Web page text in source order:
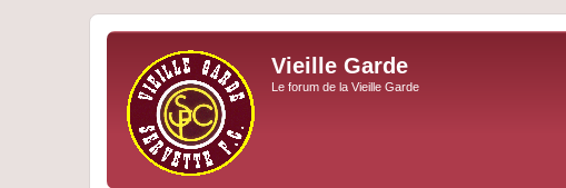
Vieille Garde
Le forum de la Vieille Garde